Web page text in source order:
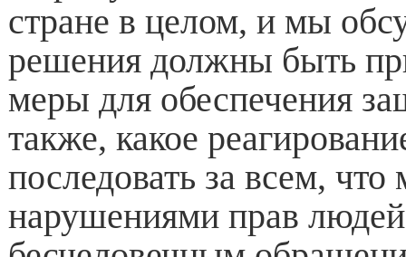
стране в целом, и мы
решения должны быть
меры для обеспечения
также, какое
последовать за всем,
нарушениями прав